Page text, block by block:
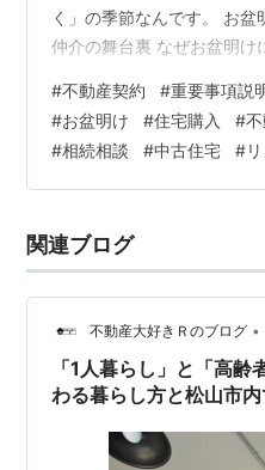
く」の季節なんです。 お
仲介の舞台裏 なぜお盆明け
盆明けに契約が増えるのか
のは、夏休みや帰省が大き
です。 家族と実家で将来の
するか」「老後はどこに住
休み前後の夏休み取得で不
#不動産契約 #重要事項説
#お盆明け #住宅購入 #
#相続相談 #中古住宅 #
関連ブログ
不動産大好きＲのブログ •
「1人暮らし」と「高
わる暮らし方と松山市